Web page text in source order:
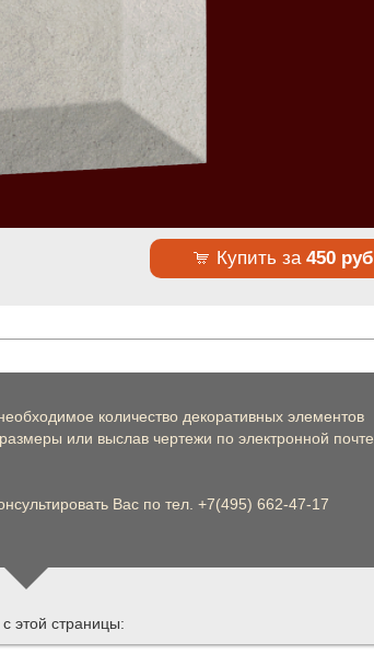
Купить за450 руб
количество декоративных элементов
или выслав чертежи по электронной почте
Вас по тел. +7(495) 662-47-17
этой страницы: